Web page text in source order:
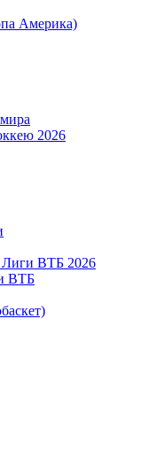
Америка)
2026
ВТБ 2026
ВТБ